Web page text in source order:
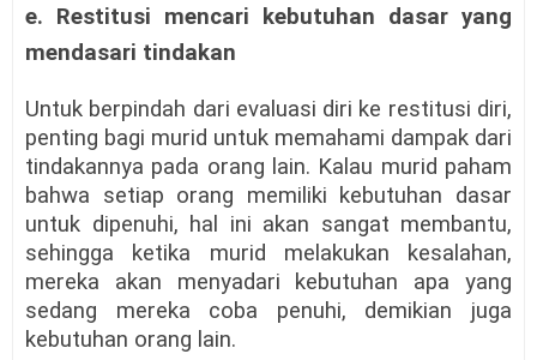
e. Restitusi mencari kebutuhan dasar yang
mendasari tindakan
Untuk berpindah dari evaluasi diri ke restitusi diri,
penting bagi murid untuk memahami dampak dari
tindakannya pada orang lain. Kalau murid paham
bahwa setiap orang memiliki kebutuhan dasar
untuk dipenuhi, hal ini akan sangat membantu,
sehingga ketika murid melakukan kesalahan,
mereka akan menyadari kebutuhan apa yang
sedang mereka coba penuhi, demikian juga
kebutuhan orang lain.